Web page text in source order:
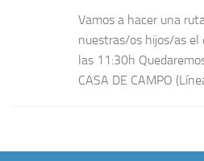
Vamos a hacer una
nuestras/os hijos/as el
las 11:30h
CASA DE CAMPO